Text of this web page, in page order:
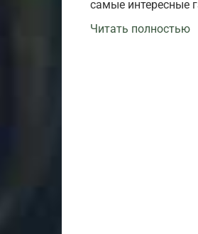
самые интересные
Читать полностью